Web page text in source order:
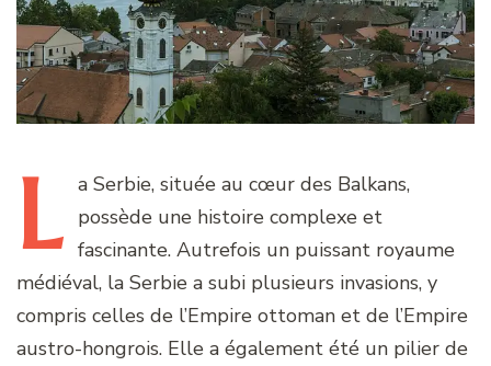
L a Serbie, située au cœur des Balkans,
possède une histoire complexe et
fascinante. Autrefois un puissant royaume
médiéval, la Serbie a subi plusieurs invasions, y
compris celles de l’Empire ottoman et de l’Empire
austro-hongrois. Elle a également été un pilier de